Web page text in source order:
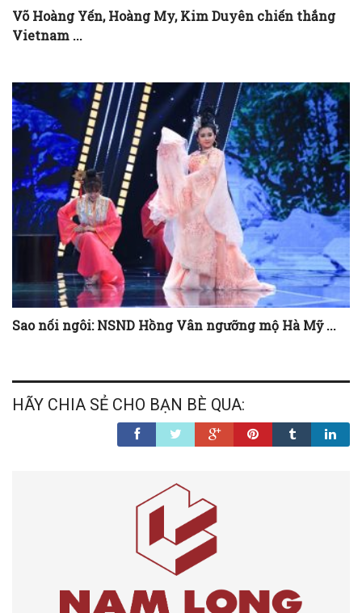
Võ Hoàng Yến, Hoàng My, Kim Duyên chiến thắng
Vietnam ...
Sao nối ngôi: NSND Hồng Vân ngưỡng mộ Hà Mỹ ...
HÃY CHIA SẺ CHO BẠN BÈ QUA: